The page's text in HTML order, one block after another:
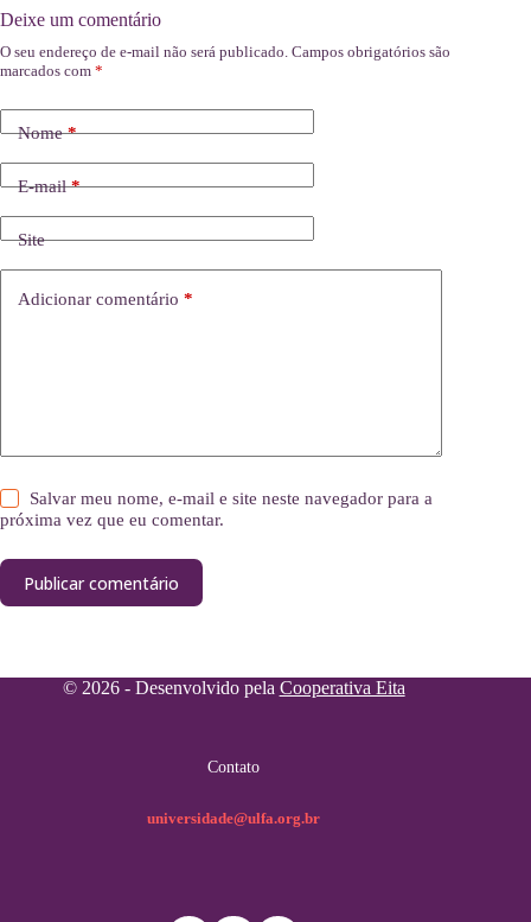
Deixe um comentário
O seu endereço de e-mail não será publicado. Campos obrigatórios são
marcados com *
Nome*
E-mail*
Site
Adicionar comentário *
Salvar meu nome, e-mail e site neste navegador para a
próxima vez que eu comentar.
Publicar comentário
© 2026 - Desenvolvido pela Cooperativa Eita
Contato
universidade@ulfa.org.br